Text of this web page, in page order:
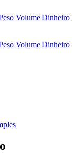
Volume Dinheiro
Volume Dinheiro